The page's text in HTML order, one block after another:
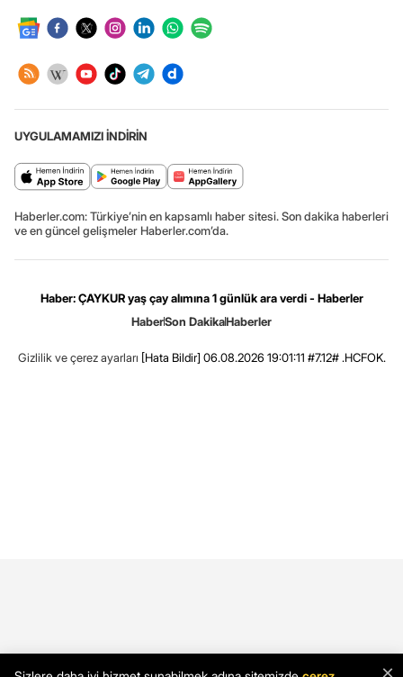
UYGULAMAMIZI İNDİRİN
Haberler.com: Türkiye’nin en kapsamlı haber sitesi. Son dakika haberleri
ve en güncel gelişmeler Haberler.com’da.
Haber: ÇAYKUR yaş çay alımına 1 günlük ara verdi - Haberler
HaberSon DakikaHaberler
Gizlilik ve çerez ayarları [Hata Bildir] 06.08.2026 19:01:11 #7.12# .HCFOK.